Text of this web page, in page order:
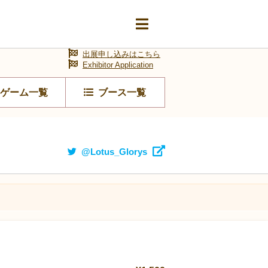
ゲーム一覧 ブース一覧
出展申し込みはこちら
Exhibitor Application
@Lotus_Glorys